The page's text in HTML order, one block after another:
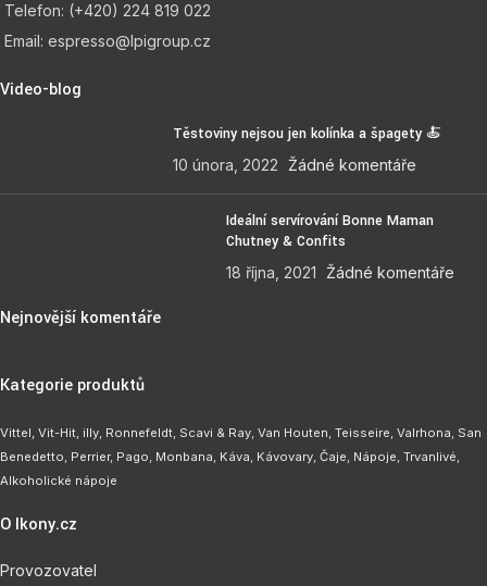
Telefon: (+420) 224 819 022
Email: espresso@lpigroup.cz
Video-blog
Těstoviny nejsou jen kolínka a špagety 🍝
10 února, 2022 Žádné komentáře
Ideální servírování Bonne Maman
Chutney & Confits
18 října, 2021 Žádné komentáře
Nejnovější komentáře
Kategorie produktů
Vittel, Vit-Hit, illy, Ronnefeldt, Scavi & Ray, Van Houten, Teisseire, Valrhona, San
Benedetto, Perrier, Pago, Monbana, Káva, Kávovary, Čaje, Nápoje, Trvanlivé,
Alkoholické nápoje
O Ikony.cz
Provozovatel